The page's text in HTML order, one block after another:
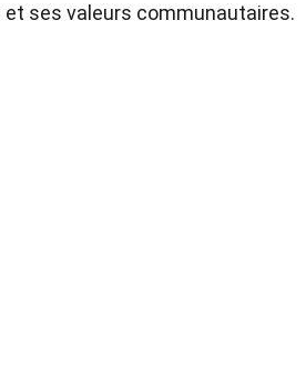
ses valeurs communautaires.